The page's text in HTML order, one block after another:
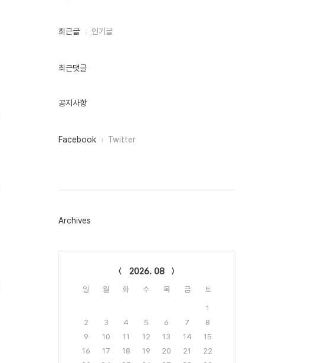
최
인
최근글 인기글
최근댓글
공지사항
페
그
Facebook Twitter
Archives
2026. 08
일 월 화 수 목 금 토
1
2
3 4 5 6 7
8
9
10 11 12 13 14
15
16
17 18 19 20 21
22